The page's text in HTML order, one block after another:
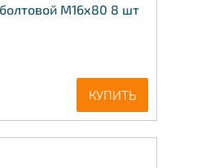
М16х80 8 шт
КУПИТЬ